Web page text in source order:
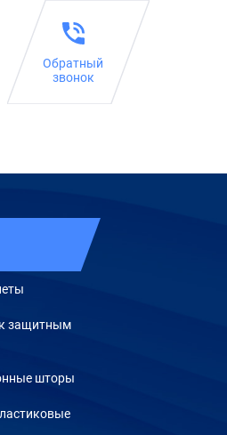
Обратный
звонок
защитным
шторы